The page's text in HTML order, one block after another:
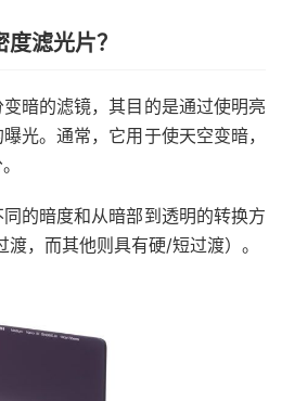
滤光片？
暗的滤镜，其目的是通过使明亮
光。通常，它用于使天空变暗，
的暗度和从暗部到透明的转换方
，而其他则具有硬/短过渡）。